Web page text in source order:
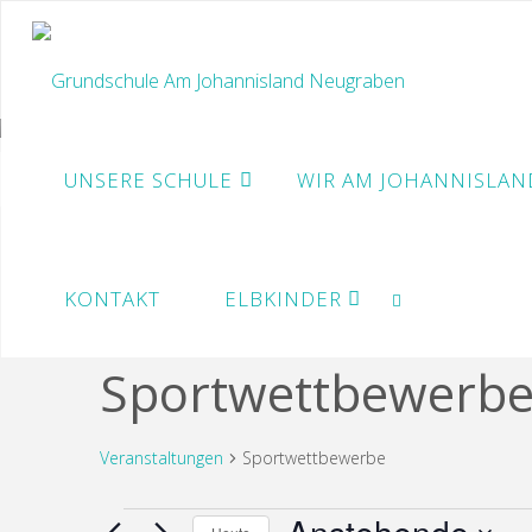
Zum
Inhalt
springen
UNSERE SCHULE WIR AM
KONTAKT ELBKINDER
SUCHE
StartVeranstaltungen
Sportwettbewerbe
Veranstaltungen Sportwettbewerbe